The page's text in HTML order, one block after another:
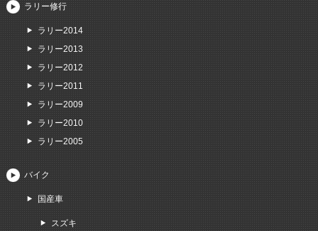
ラリー修行
ラリー2014
ラリー2013
ラリー2012
ラリー2011
ラリー2009
ラリー2010
ラリー2005
バイク
国産車
スズキ